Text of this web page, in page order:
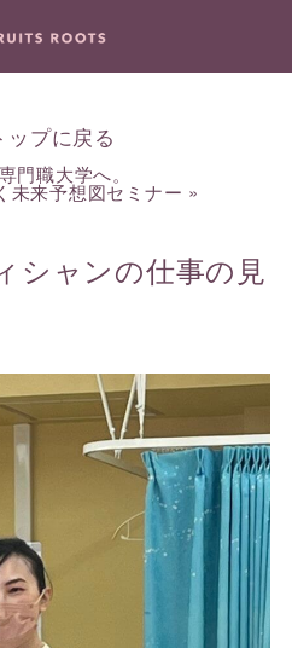
プに戻る
門職大学へ。
未来予想図セミナー »
シャンの仕事の見